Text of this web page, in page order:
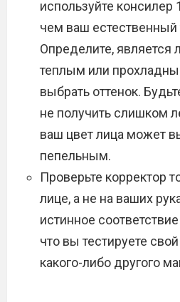
используйте консилер
чем ваш естественный
Определите, является
теплым или
выбрать оттенок.
не получить слишком
ваш цвет лица может
пепельным.
Проверьте корректор
лице, а не на ваших
истинное
что вы тестируете
какого-либо другого